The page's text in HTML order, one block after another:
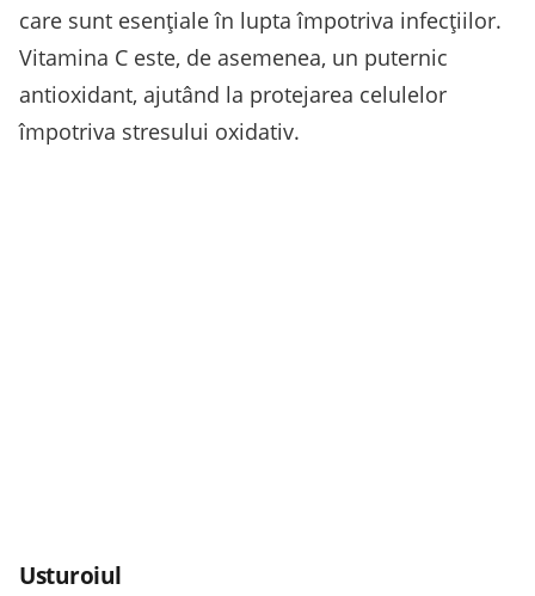
care sunt esențiale în lupta împotriva infecțiilor.
Vitamina C este, de asemenea, un puternic
antioxidant, ajutând la protejarea celulelor
împotriva stresului oxidativ.
Usturoiul